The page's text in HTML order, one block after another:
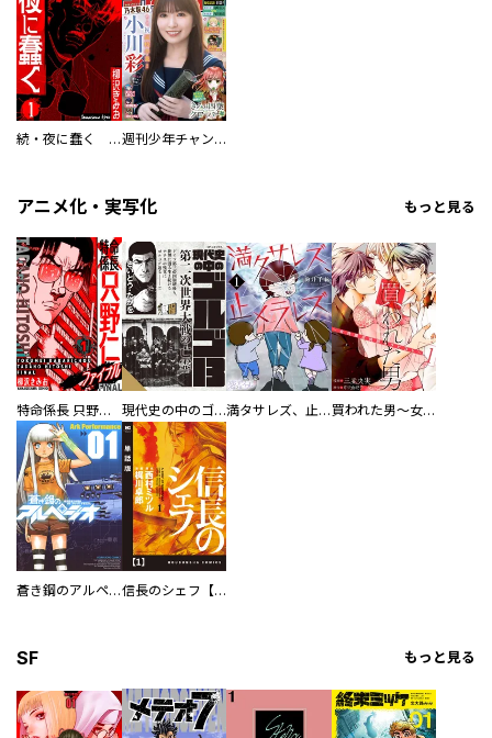
続・夜に蠢く 新装版 週刊少年チャンピオン
アニメ化・実写化 もっと見る
特命係長 只野仁ファイナル 愛蔵版 現代史の中のゴルゴ13 満タサレズ、止メラレズ 買われた男～女性限定快感セラピスト～【描き下ろしおまけ付き特装版】
蒼き鋼のアルペジオ 信長のシェフ【単話版】
SF もっと見る